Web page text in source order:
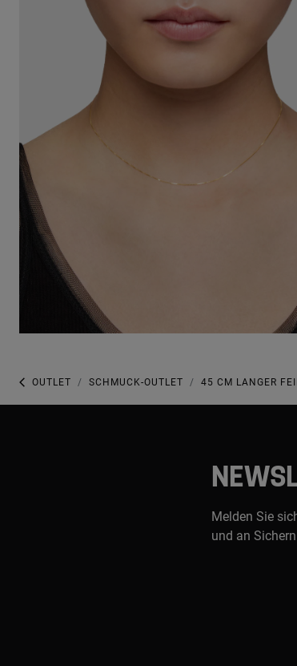
OUTLET SCHMUCK-OUTLET 45 CM LANGER
Melden Sie
und an